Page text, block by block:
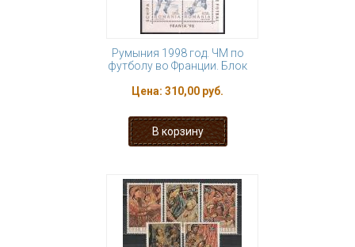
Румыния 1998 год. ЧМ по
футболу во Франции. Блок
Цена: 310,00 руб.